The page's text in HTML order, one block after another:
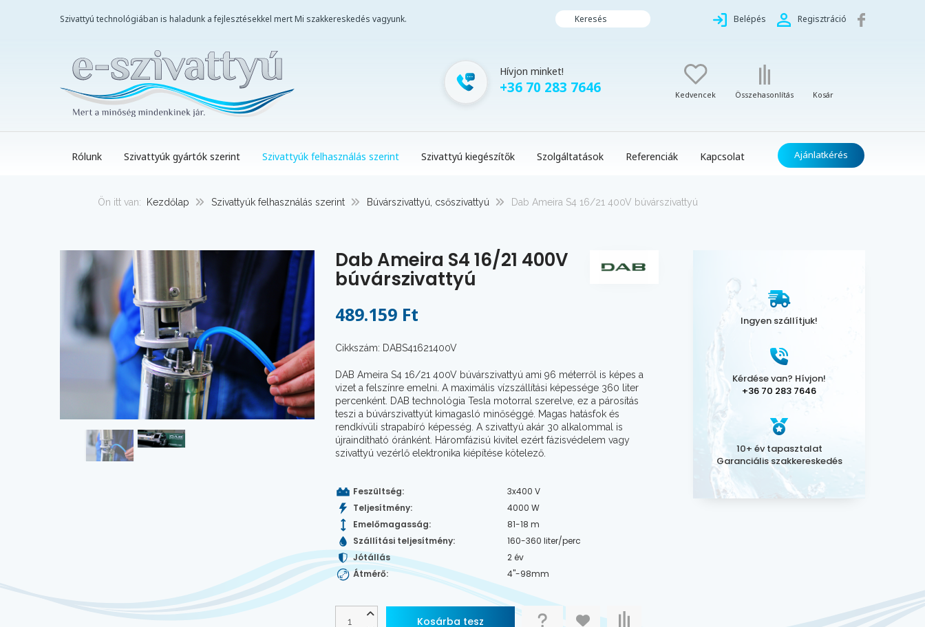
Szivattyú technológiában is haladunk a fejlesztésekkel mert Mi szakkereskedés vagyunk. Keresés Belépés Regisztráció
Hívjon minket!
+36 70 283 7646 Kedvencek Összehasonlítás Kosár
Rólunk Szivattyúk gyártók szerint Szivattyúk felhasználás szerint Szivattyú kiegészítők Szolgáltatások Referenciák Kapcsolat Ajánlatkérés
Ön itt van: Kezdőlap Szivattyúk felhasználás szerint Búvárszivattyú, csőszivattyú Dab Ameira S4 16/21 400V búvárszivattyú
Dab Ameira S4 16/21 400V
búvárszivattyú
489.159 Ft
Cikkszám: DABS41621400V
DAB Ameira S4 16/21 400V búvárszivattyú ami 96 méterről is képes a
vizet a felszínre emelni. A maximális vízszállítási képessége 360 liter
percenként. DAB technológia Tesla motorral szerelve, ez a párosítás
teszi a búvárszivattyút kimagasló minőséggé. Magas hatásfok és
rendkívüli strapabíró képesség. A szivattyú akár 30 alkalommal is
újraindítható óránként. Háromfázisú kivitel ezért fázisvédelem vagy
szivattyú vezérlő elektronika kiépítése kötelező.
Feszültség:
3x400 V
Teljesítmény:
4000 W
Emelőmagasság:
81-18 m
Szállítási teljesítmény:
160-360 liter/perc
Jótállás
2 év
Átmérő:
4"-98mm
Ingyen szállítjuk!
Kérdése van? Hívjon!
+36 70 283 7646
10+ év tapasztalat
Garanciális szakkereskedés